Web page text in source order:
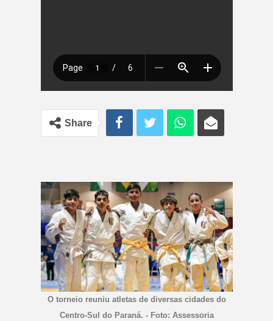
Share
O torneio reuniu atletas de diversas cidades do
Centro-Sul do Paraná. - Foto: Assessoria